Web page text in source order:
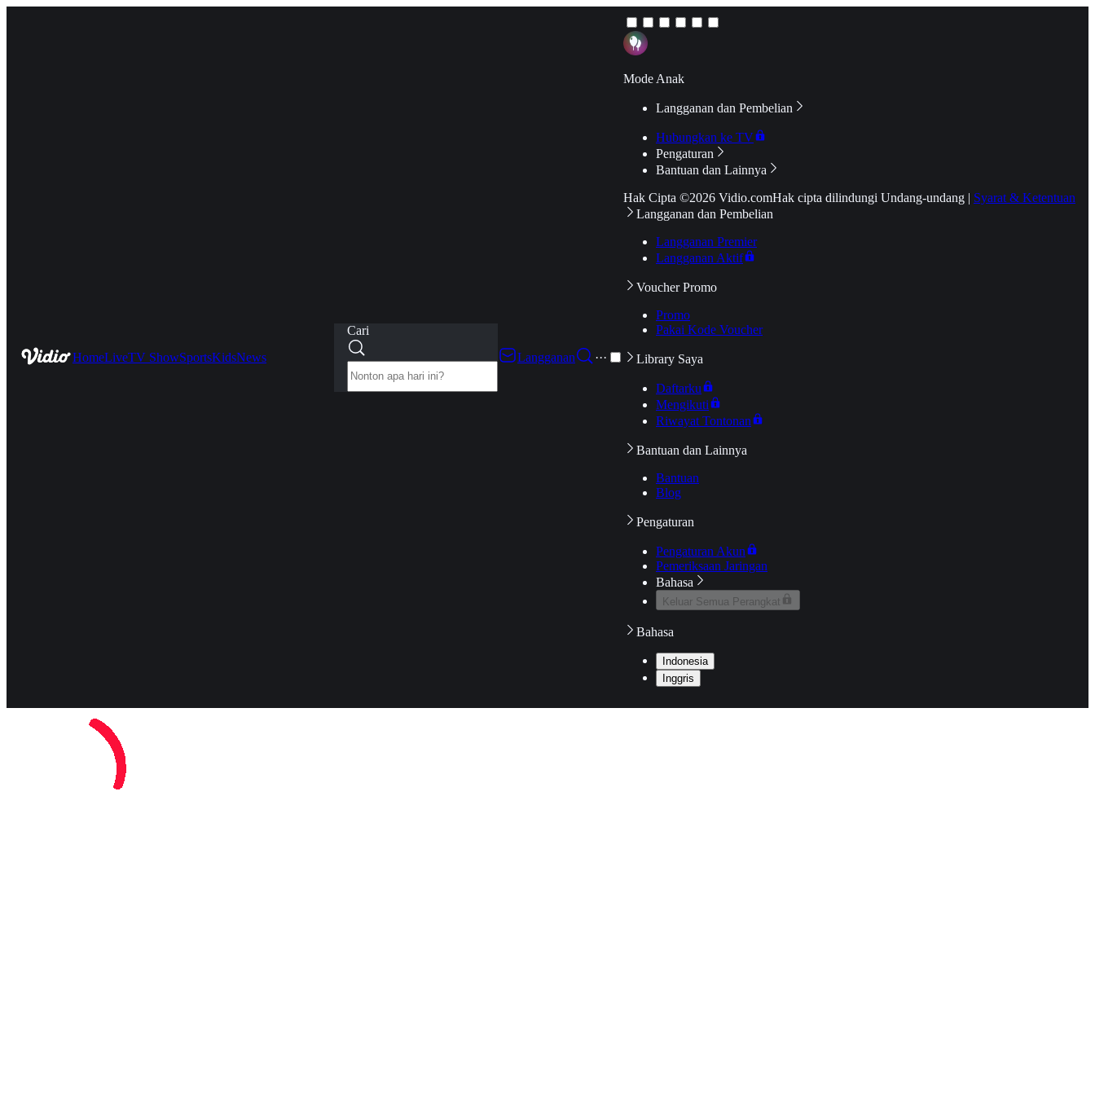
HomeLiveTV ShowSportsKidsNews
Cari
Langganan
···
Mode Anak
Langganan dan Pembelian
Hubungkan ke TV
Pengaturan
Bantuan dan Lainnya
Hak Cipta ©2026 Vidio.comHak cipta dilindungi Undang-undang | Syarat & Ketentuan
Langganan dan Pembelian
Langganan Premier
Langganan Aktif
Voucher Promo
Promo
Pakai Kode Voucher
Library Saya
Daftarku
Mengikuti
Riwayat Tontonan
Bantuan dan Lainnya
Bantuan
Blog
Pengaturan
Pengaturan Akun
Pemeriksaan Jaringan
Bahasa
Keluar Semua Perangkat
Bahasa
Indonesia
Inggris